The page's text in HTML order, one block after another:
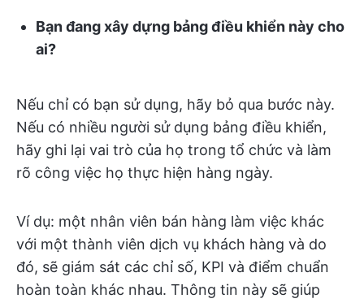
Bạn đang xây dựng bảng điều khiển này cho
ai?
Nếu chỉ có bạn sử dụng, hãy bỏ qua bước này.
Nếu có nhiều người sử dụng bảng điều khiển,
hãy ghi lại vai trò của họ trong tổ chức và làm
rõ công việc họ thực hiện hàng ngày.
Ví dụ: một nhân viên bán hàng làm việc khác
với một thành viên dịch vụ khách hàng và do
đó, sẽ giám sát các chỉ số, KPI và điểm chuẩn
hoàn toàn khác nhau. Thông tin này sẽ giúp